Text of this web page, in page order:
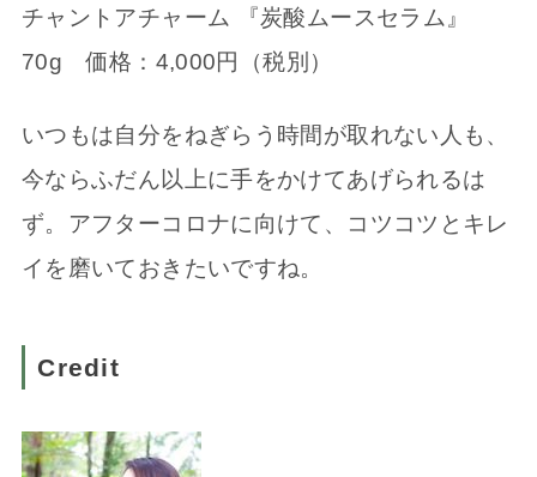
チャントアチャーム 『炭酸ムースセラム』
70g 価格：4,000円（税別）
いつもは自分をねぎらう時間が取れない人も、
今ならふだん以上に手をかけてあげられるは
ず。アフターコロナに向けて、コツコツとキレ
イを磨いておきたいですね。
Credit